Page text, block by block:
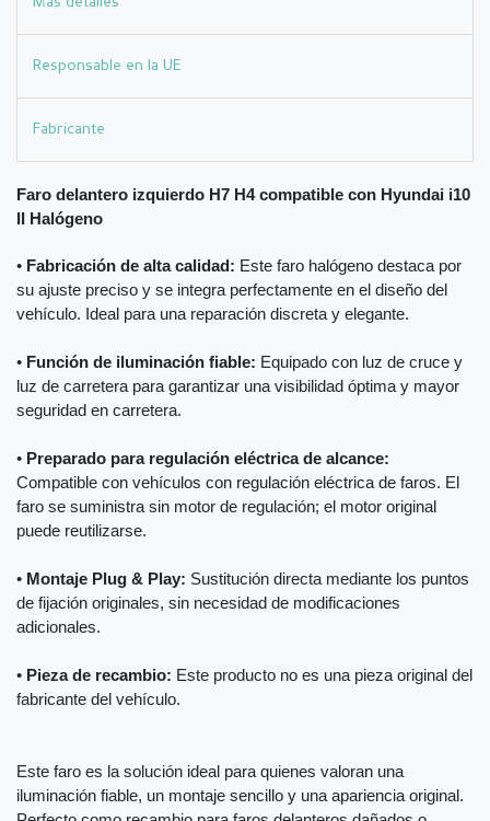
Responsable en la UE
Fabricante
Faro delantero izquierdo H7 H4 compatible con Hyundai i10
II Halógeno
• Fabricación de alta calidad: Este faro halógeno destaca por
su ajuste preciso y se integra perfectamente en el diseño del
vehículo. Ideal para una reparación discreta y elegante.
• Función de iluminación fiable: Equipado con luz de cruce y
luz de carretera para garantizar una visibilidad óptima y mayor
seguridad en carretera.
• Preparado para regulación eléctrica de alcance:
Compatible con vehículos con regulación eléctrica de faros. El
faro se suministra sin motor de regulación; el motor original
puede reutilizarse.
• Montaje Plug & Play: Sustitución directa mediante los puntos
de fijación originales, sin necesidad de modificaciones
adicionales.
• Pieza de recambio: Este producto no es una pieza original del
fabricante del vehículo.
Este faro es la solución ideal para quienes valoran una
iluminación fiable, un montaje sencillo y una apariencia original.